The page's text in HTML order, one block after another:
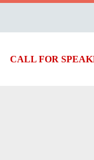
CALL FOR